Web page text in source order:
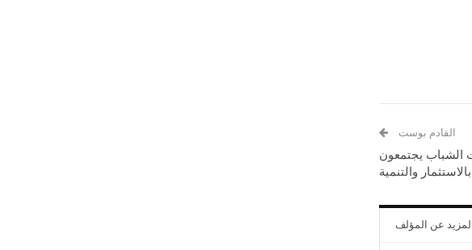
القادم بوست
الشباب يجتمعون
والتنمية
المزيد عن المؤلف